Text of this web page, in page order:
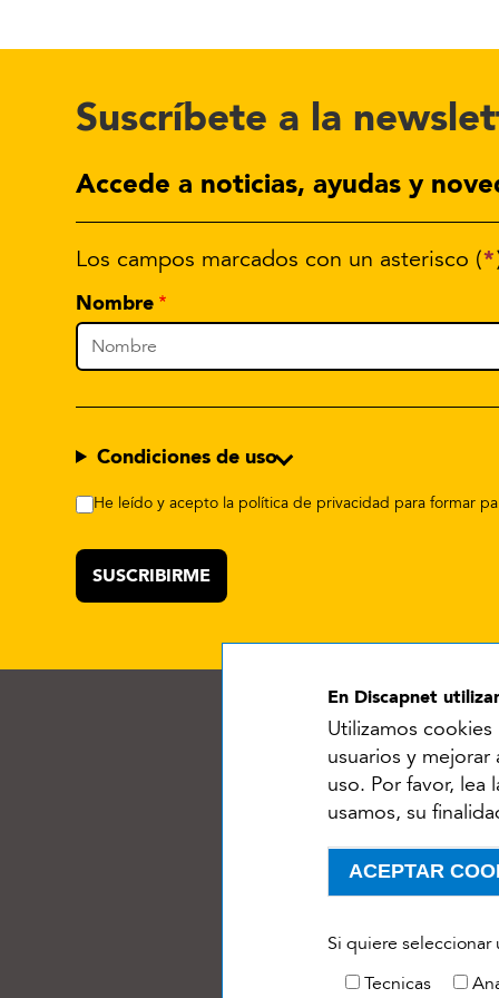
En Discapnet
Utilizamos
usuarios y
uso. Por favor, lea
usamos, su
Si quiere seleccionar
Tecnicas
ACEPTAR
Suscríbete a la
Accede a noticias, ayudas y
Los campos marcados con un asterisco (*
Nombre
Condiciones de uso
He leído y acepto la política de privacidad para formar